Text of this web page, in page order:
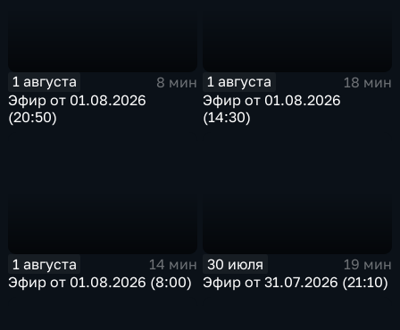
1 августа
8 мин
Эфир от 01.08.2026
(20:50)
1 августа
18 мин
Эфир от 01.08.2026
(14:30)
1 августа
14 мин
Эфир от 01.08.2026 (8:00)
30 июля
19 мин
Эфир от 31.07.2026 (21:10)